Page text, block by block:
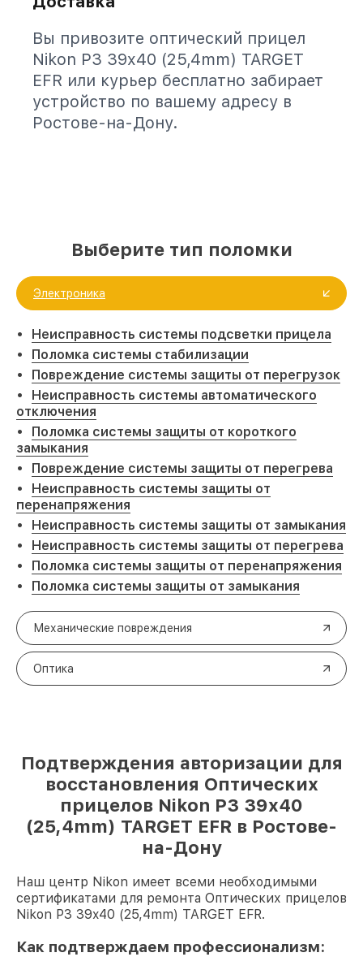
Вы привозите оптический прицел
Nikon P3 39x40 (25,4mm) TARGET
EFR или курьер бесплатно забирает
устройство по вашему адресу в
Ростове-на-Дону.
Выберите тип поломки
Электроника
Неисправность системы подсветки прицела
Поломка системы стабилизации
Повреждение системы защиты от перегрузок
Неисправность системы автоматического
отключения
Поломка системы защиты от короткого
замыкания
Повреждение системы защиты от перегрева
Неисправность системы защиты от
перенапряжения
Неисправность системы защиты от замыкания
Неисправность системы защиты от перегрева
Поломка системы защиты от перенапряжения
Поломка системы защиты от замыкания
Механические повреждения
Оптика
Подтверждения авторизации для
восстановления Оптических
прицелов Nikon P3 39x40
(25,4mm) TARGET EFR в Ростове-
на-Дону
Наш центр Nikon имеет всеми необходимыми
сертификатами для ремонта Оптических прицелов
Nikon P3 39x40 (25,4mm) TARGET EFR.
Как подтверждаем профессионализм: